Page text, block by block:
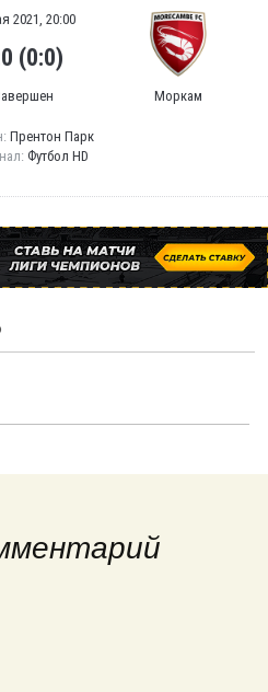
2021, 20:00
(0:0)
Моркам
Прентон Парк
Футбол HD